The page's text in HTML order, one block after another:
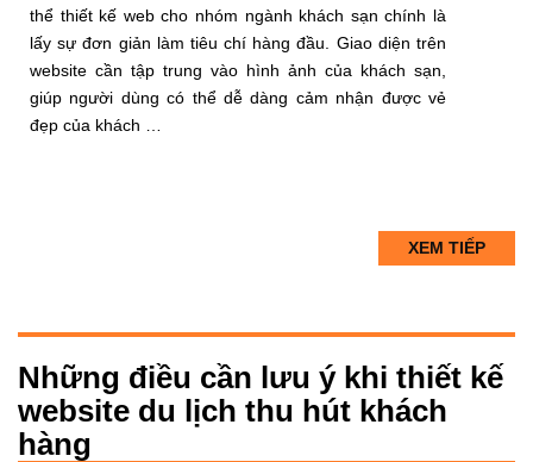
thể thiết kế web cho nhóm ngành khách sạn chính là
lấy sự đơn giản làm tiêu chí hàng đầu. Giao diện trên
website cần tập trung vào hình ảnh của khách sạn,
giúp người dùng có thể dễ dàng cảm nhận được vẻ
đẹp của khách …
XEM TIẾP
Những điều cần lưu ý khi thiết kế
website du lịch thu hút khách
hàng